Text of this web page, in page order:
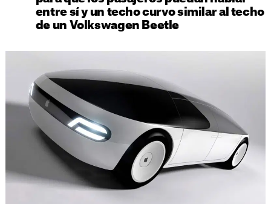
entre sí y un techo curvo similar al techo
de un Volkswagen Beetle